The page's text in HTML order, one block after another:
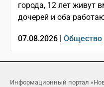
города, 12 лет живут
дочерей и оба
07.08.2026 | Общество
Информационный портал